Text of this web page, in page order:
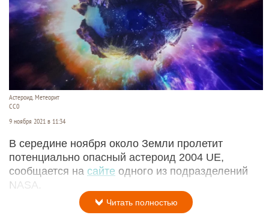
Астероид. Метеорит
СС0
9 ноября 2021 в 11:34
В середине ноября около Земли пролетит
потенциально опасный астероид 2004 UE,
сообщается на сайте одного из подразделений
NASA.
Читать полностью